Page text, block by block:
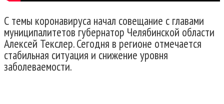
С темы коронавируса начал совещание с главами
муниципалитетов губернатор Челябинской области
Алексей Текслер. Сегодня в регионе отмечается
стабильная ситуация и снижение уровня
заболеваемости.